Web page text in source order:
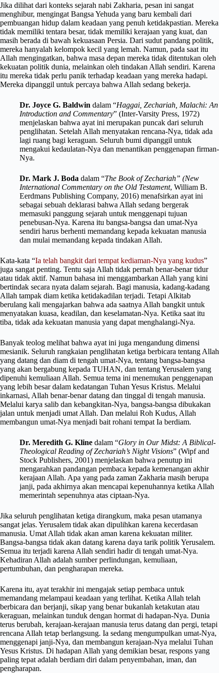
Jika dilihat dari konteks sejarah nabi Zakharia, pesan ini sangat
menghibur, mengingat Bangsa Yehuda yang baru kembali dari
pembuangan hidup dalam keadaan yang penuh ketidakpastian. Mereka
tidak memiliki tentara besar, tidak memiliki kerajaan yang kuat, dan
masih berada di bawah kekuasaan Persia. Dari sudut pandang politik,
mereka hanyalah kelompok kecil yang lemah. Namun, pada saat itu
Allah mengingatkan, bahwa masa depan mereka tidak ditentukan oleh
kekuatan politik dunia, melainkan oleh tindakan Allah sendiri. Karena
itu mereka tidak perlu panik terhadap keadaan yang mereka hadapi.
Mereka dipanggil untuk percaya bahwa Allah sedang bekerja.
Dr. Joyce G. Baldwin dalam “Haggai, Zechariah, Malachi: An
Introduction and Commentary” (Inter-Varsity Press, 1972)
menjelaskan bahwa ayat ini merupakan puncak dari seluruh
penglihatan. Setelah Allah menyatakan rencana-Nya, tidak ada
lagi ruang bagi keraguan. Seluruh bumi dipanggil untuk
mengakui kedaulatan-Nya dan menantikan penggenapan firman-
Nya.
Dr. Mark J. Boda dalam “The Book of Zechariah” (New
International Commentary on the Old Testament, William B.
Eerdmans Publishing Company, 2016) menafsirkan ayat ini
sebagai sebuah deklarasi bahwa Allah sedang bergerak
memasuki panggung sejarah untuk menggenapi tujuan
penebusan-Nya. Karena itu bangsa-bangsa dan umat-Nya
sendiri harus berhenti memandang kepada kekuatan manusia
dan mulai memandang kepada tindakan Allah.
Kata-kata “Ia telah bangkit dari tempat kediaman-Nya yang kudus”
juga sangat penting. Tentu saja Allah tidak pernah benar-benar tidur
atau tidak aktif. Namun bahasa ini menggambarkan Allah yang kini
bertindak secara nyata dalam sejarah. Bagi manusia, kadang-kadang
Allah tampak diam ketika ketidakadilan terjadi. Tetapi Alkitab
berulang kali mengajarkan bahwa ada saatnya Allah bangkit untuk
menyatakan kuasa, keadilan, dan keselamatan-Nya. Ketika saat itu
tiba, tidak ada kekuatan manusia yang dapat menghalangi-Nya.
Banyak teolog melihat bahwa ayat ini juga mengandung dimensi
mesianik. Seluruh rangkaian penglihatan ketiga berbicara tentang Allah
yang datang dan diam di tengah umat-Nya, tentang bangsa-bangsa
yang akan bergabung kepada TUHAN, dan tentang Yerusalem yang
dipenuhi kemuliaan Allah. Semua tema ini menemukan penggenapan
yang lebih besar dalam kedatangan Tuhan Yesus Kristus. Melalui
inkarnasi, Allah benar-benar datang dan tinggal di tengah manusia.
Melalui karya salib dan kebangkitan-Nya, bangsa-bangsa dibukakan
jalan untuk menjadi umat Allah. Dan melalui Roh Kudus, Allah
membangun umat-Nya menjadi bait rohani tempat Ia berdiam.
Dr. Meredith G. Kline dalam “Glory in Our Midst: A Biblical-
Theological Reading of Zechariah’s Night Visions” (Wipf and
Stock Publishers, 2001) menjelaskan bahwa penutup ini
mengarahkan pandangan pembaca kepada kemenangan akhir
kerajaan Allah. Apa yang pada zaman Zakharia masih berupa
janji, pada akhirnya akan mencapai kepenuhannya ketika Allah
memerintah sepenuhnya atas ciptaan-Nya.
Jika seluruh penglihatan ketiga dirangkum, maka pesan utamanya
sangat jelas. Yerusalem tidak akan dipulihkan karena kecerdasan
manusia. Umat Allah tidak akan aman karena kekuatan militer.
Bangsa-bangsa tidak akan datang karena daya tarik politik Yerusalem.
Semua itu terjadi karena Allah sendiri hadir di tengah umat-Nya.
Kehadiran Allah adalah sumber perlindungan, kemuliaan,
pertumbuhan, dan pengharapan mereka.
Karena itu, ayat terakhir ini mengajak setiap pembaca untuk
memandang melampaui keadaan yang terlihat. Ketika Allah telah
berbicara dan berjanji, sikap yang benar bukanlah ketakutan atau
keraguan, melainkan tunduk dengan hormat di hadapan-Nya. Dunia
terus berubah, kerajaan-kerajaan manusia terus datang dan pergi, tetapi
rencana Allah tetap berlangsung. Ia sedang mengumpulkan umat-Nya,
menggenapi janji-Nya, dan membangun kerajaan-Nya melalui Tuhan
Yesus Kristus. Di hadapan Allah yang demikian besar, respons yang
paling tepat adalah berdiam diri dalam penyembahan, iman, dan
pengharapan.